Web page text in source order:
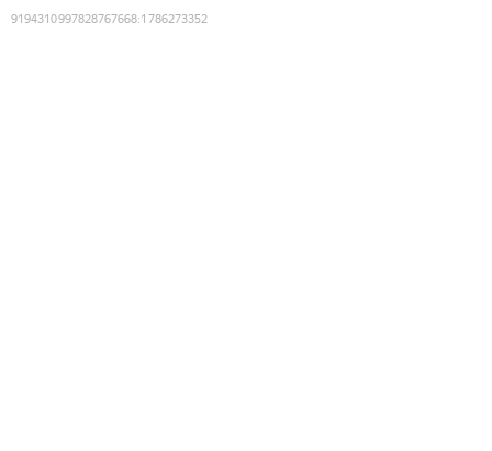
9194310997828767668:1786273352